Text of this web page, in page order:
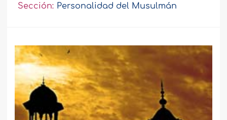
Sección: Personalidad del Musulmán